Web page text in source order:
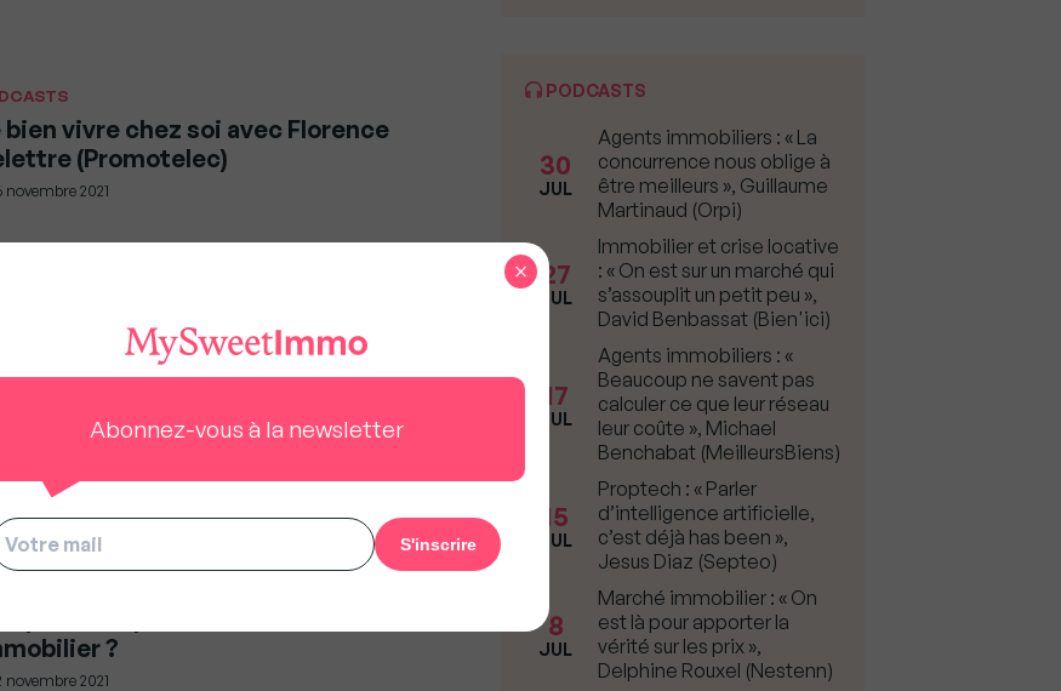
bien vivre chez soi avec Florence
(Promotelec)
novembre 2021
ET BUSINESS
de l’Immo : Hello Watt accompagne
clients dans la rénovation
de leur logement
& PERSPECTIVES
?
novembre 2021
PODCASTS
30
JUL
Agents immobiliers : « La
concurrence nous oblige à
être meilleurs », Guillaume
Martinaud (Orpi)
27
JUL
Immobilier et crise locative
: « On est sur un marché qui
s’assouplit un petit peu »,
David Benbassat (Bien'ici)
17
JUL
Agents immobiliers : «
Beaucoup ne savent pas
calculer ce que leur réseau
leur coûte », Michael
Benchabat (MeilleursBiens)
15
JUL
Proptech : « Parler
d’intelligence artificielle,
c’est déjà has been »,
Jesus Diaz (Septeo)
8
JUL
Marché immobilier : « On
est là pour apporter la
vérité sur les prix »,
Delphine Rouxel (Nestenn)
Abonnez-vous à la newsletter
×